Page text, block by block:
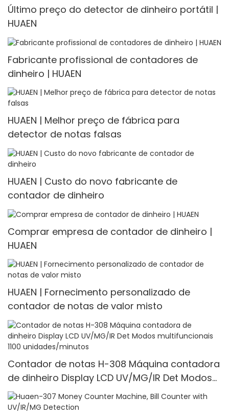
Último preço do detector de dinheiro portátil |
HUAEN
Fabricante profissional de contadores de
dinheiro | HUAEN
HUAEN | Melhor preço de fábrica para
detector de notas falsas
HUAEN | Custo do novo fabricante de
contador de dinheiro
Comprar empresa de contador de dinheiro |
HUAEN
HUAEN | Fornecimento personalizado de
contador de notas de valor misto
Contador de notas H-308 Máquina contadora
de dinheiro Display LCD UV/MG/IR Det Modos
multifuncionais 1100 unidades/minutos